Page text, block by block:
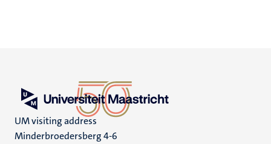
UM visiting address
Minderbroedersberg 4-6